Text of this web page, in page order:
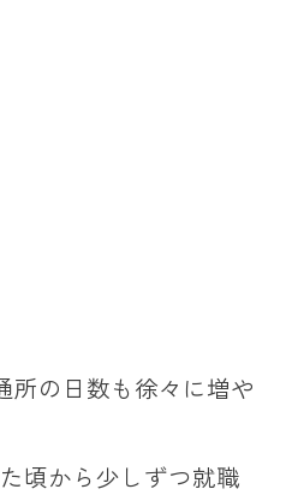
所の日数も徐々に増や
頃から少しずつ就職